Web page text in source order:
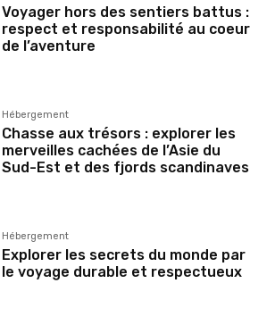
Voyager hors des sentiers battus :
respect et responsabilité au coeur
de l’aventure
Hébergement
Chasse aux trésors : explorer les
merveilles cachées de l’Asie du
Sud-Est et des fjords scandinaves
Hébergement
Explorer les secrets du monde par
le voyage durable et respectueux